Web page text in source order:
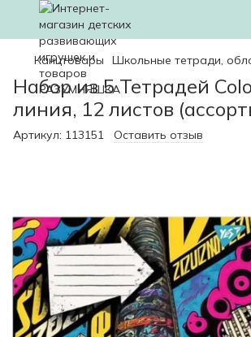
Канцтовары Школьные тетради,
Набор из 5 Тетрадей
линия, 12 листов
Артикул: 113151 Оставить отзыв